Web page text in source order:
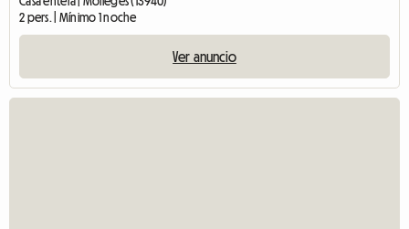
2 pers. | Mínimo 1 noche
Ver anuncio